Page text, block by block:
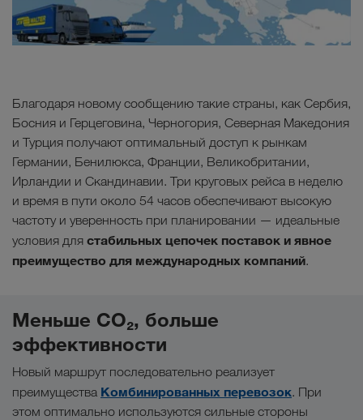
Благодаря новому сообщению такие страны, как Сербия,
Босния и Герцеговина, Черногория, Северная Македония
и Турция получают оптимальный доступ к рынкам
Германии, Бенилюкса, Франции, Великобритании,
Ирландии и Скандинавии. Три круговых рейса в неделю
и время в пути около 54 часов обеспечивают высокую
частоту и уверенность при планировании — идеальные
условия для стабильных цепочек поставок и явное
преимущество для международных компаний.
Меньше CO₂, больше
эффективности
Новый маршрут последовательно реализует
преимущества Комбинированных перевозок. При
этом оптимально используются сильные стороны